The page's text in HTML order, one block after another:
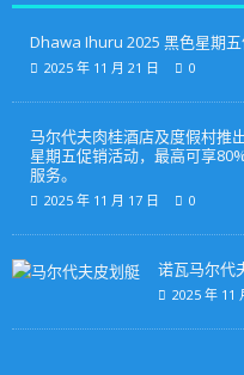
Dhawa Ihuru 2025 黑色星期
2025 年 11 月 21 日 0
马尔代夫肉桂酒店及度假村推
星期五促销活动，最高可享
服务。
2025 年 11 月 17 日 0
诺瓦马尔代
2025 年 11